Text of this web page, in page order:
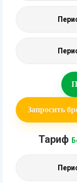
Запросить
Тариф